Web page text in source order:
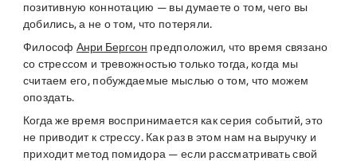
позитивную коннотацию — вы думаете о том, чего вы
добились, а не о том, что потеряли.
Философ Анри Бергсон предположил, что время связано
со стрессом и тревожностью только тогда, когда мы
считаем его, побуждаемые мыслью о том, что можем
опоздать.
Когда же время воспринимается как серия событий, это
не приводит к стрессу. Как раз в этом нам на выручку и
приходит метод помидора — если рассматривать свой